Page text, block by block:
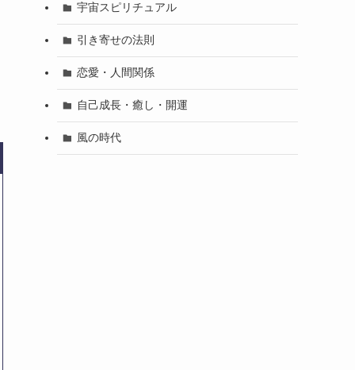
宇宙スピリチュアル
引き寄せの法則
恋愛・人間関係
自己成長・癒し・開運
風の時代